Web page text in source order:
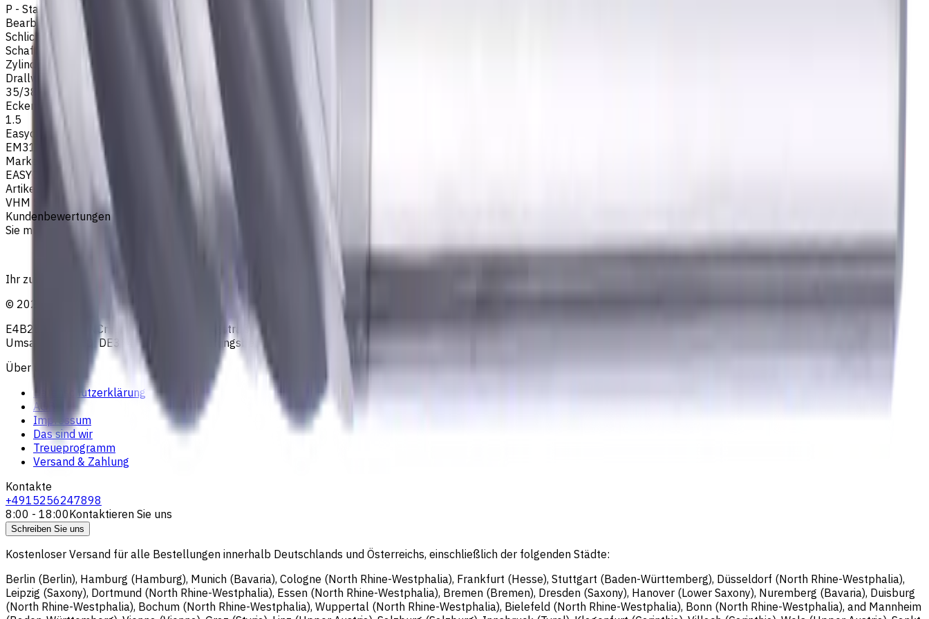
P - Stahl
Bearbeitungsart
Schlichtfräsen
Schruppfräsen Nutenfräsen
Schafttyp
Zylinderschaft
Drallwinkel
35/38
Eckenradius, mm
1.5
Easycut Serie
EM311
Marke
EASYCUT
Artikeltyp
VHM Schaftfräsern
Kundenbewertungen
Sie müssen eingeloggt sein, um eine Bewertung abzugeben.
Ihr zuverlässiger Lieferant von Werkzeugen, Verbrauchsmaterialien und Kühlschmierstoffen für CNC-Werkzeugmaschinen in der Metallbearbeitung
© 2023
E4B2B Gmbh (CNCmarket.de); Heisenbergstraße 5, 10587, Berlin, Deutschland; Registergericht: Amtsgericht Charlottenburg; Handelsregisternummer: HRB 258196 B;
Umsatzsteuer-ID: DE364343215; Vertretungsberechtigter Geschäftsführer: Sergey Sysoev
Über uns
Datenschutzerklärung
AGB
Impressum
Das sind wir
Treueprogramm
Versand & Zahlung
Kontakte
+4915256247898
8:00 - 18:00Kontaktieren Sie uns
Schreiben Sie uns
Kostenloser Versand für alle Bestellungen innerhalb Deutschlands und Österreichs, einschließlich der folgenden Städte:
Berlin (Berlin), Hamburg (Hamburg), Munich (Bavaria), Cologne (North Rhine-Westphalia), Frankfurt (Hesse), Stuttgart (Baden-Württemberg), Düsseldorf (North Rhine-Westphalia),
Leipzig (Saxony), Dortmund (North Rhine-Westphalia), Essen (North Rhine-Westphalia), Bremen (Bremen), Dresden (Saxony), Hanover (Lower Saxony), Nuremberg (Bavaria), Duisburg
(North Rhine-Westphalia), Bochum (North Rhine-Westphalia), Wuppertal (North Rhine-Westphalia), Bielefeld (North Rhine-Westphalia), Bonn (North Rhine-Westphalia), and Mannheim